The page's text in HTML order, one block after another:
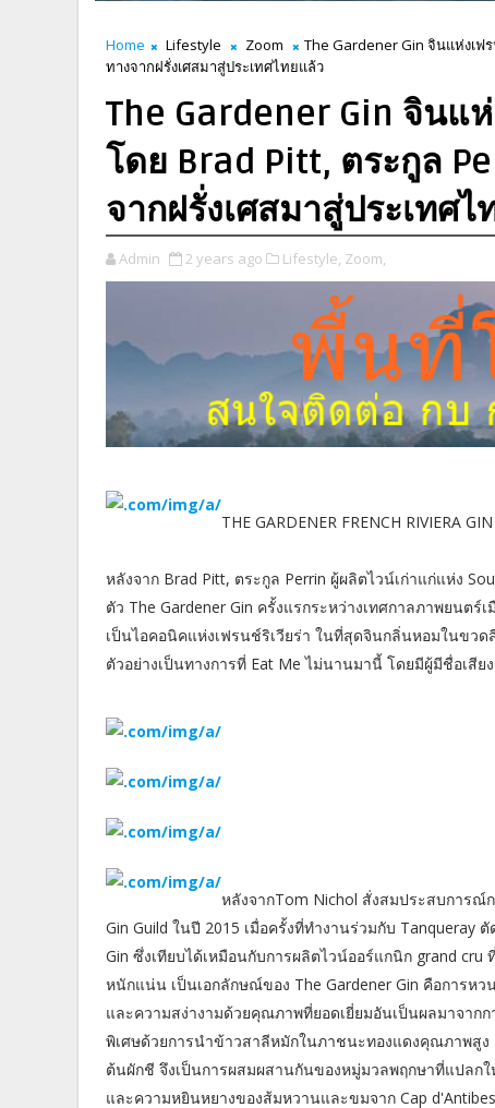
Home Lifestyle Zoom
The Gardener Gin จินแห่งเฟ
ทางจากฝรั่งเศสมาสู่ประเทศไทยแล้ว
The Gardener Gin จินแ
โดย Brad Pitt, ตระกูล
จากฝรั่งเศสมาสู่ประเทศไ
Admin 2 years ago Lifestyle, Zoom,
THE GARDENER FRENCH RIVIERA GIN
หลังจาก Brad Pitt, ตระกูล Perrin ผู้ผลิตไวน์เก่าแก่แห่ง
ตัว The Gardener Gin ครั้งแรกระหว่างเทศกาลภาพยนต
เป็นไอคอนิคแห่งเฟรนช์ริเวียร่า ในที่สุดจินกลิ่นหอมในขวด
ตัวอย่างเป็นทางการที่ Eat Me ไม่นานมานี้ โดยมีผู้มีชื่อเสีย
หลังจากTom Nichol สั่งสมประสบการณ์
Gin Guild ในปี 2015 เมื่อครั้งที่ทำงานร่วมกับ
Gin ซึ่งเทียบได้เหมือนกับการผลิตไวน์ออร์แกนิก grand
หนักแน่น เป็นเอกลักษณ์ของ The Gardener Gin คือการ
และความสง่างามด้วยคุณภาพที่ยอดเยี่ยมอันเป็นผลมาจา
พิเศษด้วยการนำข้าวสาลีหมักในภาชนะทองแดงคุณภาพสูง
ต้นผักชี จึงเป็นการผสมผสานกันของหมู่มวลพฤกษาที่แปล
และความหยินหยางของส้มหวานและขมจาก Cap d'Antibes